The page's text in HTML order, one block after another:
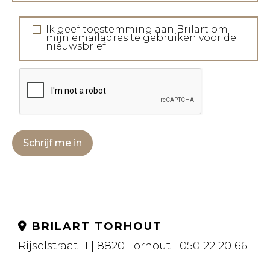
Ik geef toestemming aan Brilart om
mijn emailadres te gebruiken voor de
nieuwsbrief
Schrijf me in
BRILART TORHOUT
Rijselstraat 11 | 8820 Torhout | 050 22 20 66